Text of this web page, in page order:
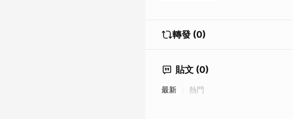
轉發 (0)
貼文 (0)
最新 熱門